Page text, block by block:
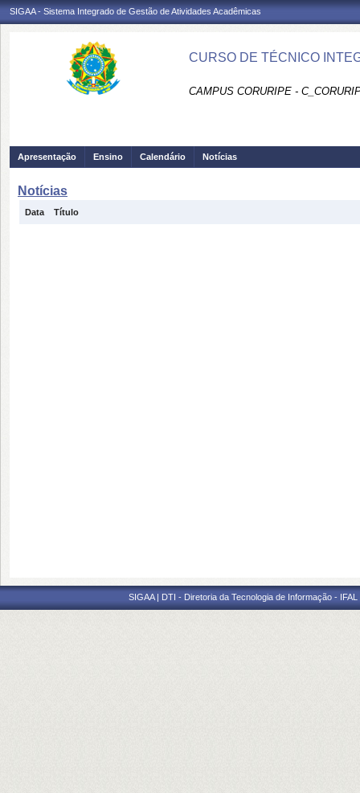
SIGAA - Sistema Integrado de Gestão de Atividades Acadêmicas
CURSO DE TÉCNICO
CAMPUS CORURIPE -
Apresentação Ensino Calendário Notícias
Notícias
Data Título
SIGAA | DTI - Diretoria da Tecnologia de Informação -